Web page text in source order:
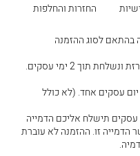
החזרות והחלפות
בהתאם לסוג ההזמנה
הזמנה עם הטבעת שם/אריזת מתנה - נארזת ונשלחת תוך 2 ימי עסקים.
עסקים אחד. (לא כולל
תישלח אליכם הדמייה
הדמייה זו. ההזמנה לא עוברת